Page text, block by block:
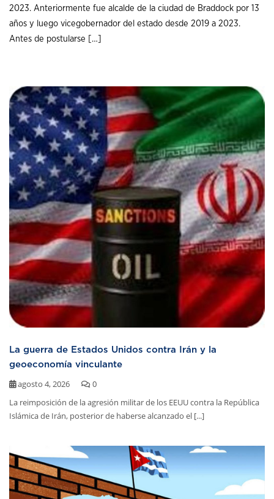
2023. Anteriormente fue alcalde de la ciudad de Braddock por 13
años y luego vicegobernador del estado desde 2019 a 2023.
Antes de postularse […]
La guerra de Estados Unidos contra Irán y la
geoeconomía vinculante
agosto 4, 2026
0
La reimposición de la agresión militar de los EEUU contra la República
Islámica de Irán, posterior de haberse alcanzado el [...]